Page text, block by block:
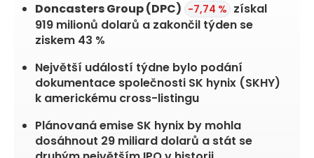
Doncasters Group(DPC) -7,74 % získal
919 milionů dolarů a zakončil týden se
ziskem 43 %
Největší událostí týdne bylo podání
dokumentace společnosti SK hynix (SKHY)
k americkému cross-listingu
Plánovaná emise SK hynix by mohla
dosáhnout 29 miliard dolarů a stát se